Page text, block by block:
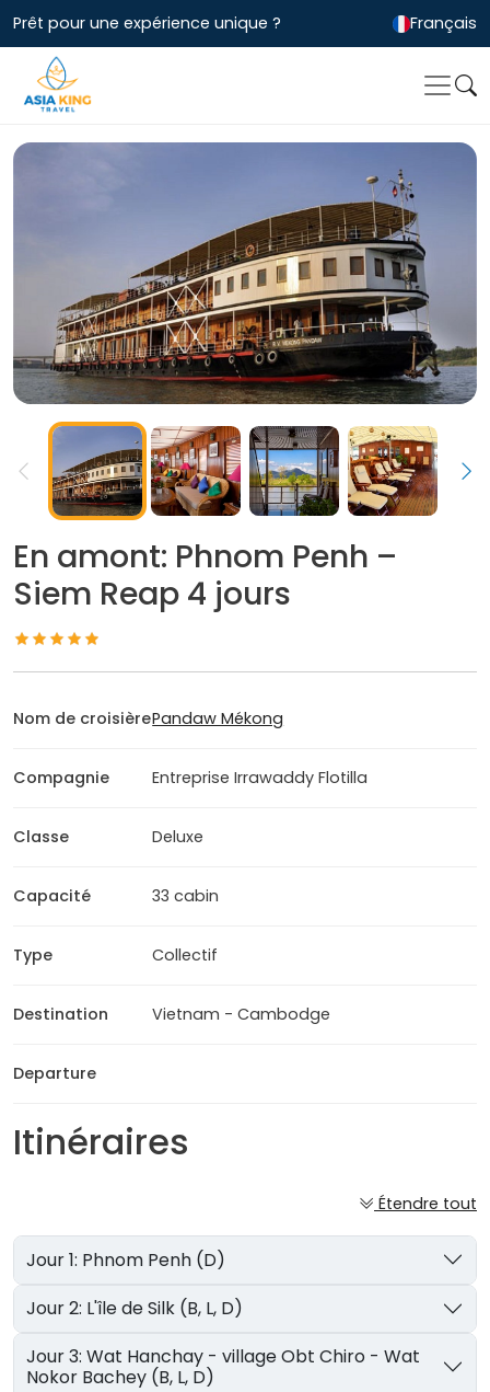
Prêt pour une expérience unique ? Français
En amont: Phnom Penh –
Siem Reap 4 jours
Nom de croisièrePandaw Mékong
Compagnie Entreprise Irrawaddy Flotilla
Classe Deluxe
Capacité 33 cabin
Type Collectif
Destination Vietnam - Cambodge
Departure
Itinéraires
Étendre tout
Jour 1: Phnom Penh (D)
Jour 2: L'île de Silk (B, L, D)
Jour 3: Wat Hanchay - village Obt Chiro - Wat
Nokor Bachey (B, L, D)